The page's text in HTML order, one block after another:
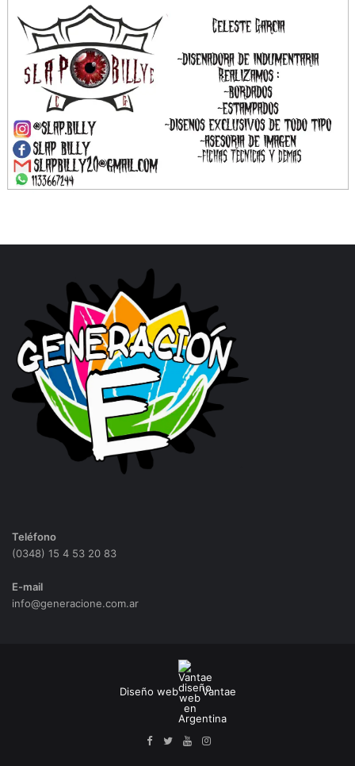
Teléfono
(0348) 15 4 53 20 83
E-mail
info@generacione.com.ar
Diseño web Vantae